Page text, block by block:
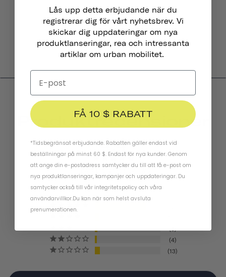
Produktrecensioner
4.4
BASED ON 155 REVIEWS
4
13
Lås upp detta erbjudande när du
registrerar dig för vårt nyhetsbrev. Vi
skickar dig uppdateringar om nya
produktlanseringar, rea och intressanta
artiklar om urban mobilitet.
FÅ 10 $ RABATT
*Tidsbegränsat erbjudande. Rabatten gäller endast vid
beställningar på minst 60 $. Endast för nya kunder. Genom
att ange din e-postadress samtycker du till att få e-post om
nya produktlanseringar, kampanjer och uppdateringar. Du
samtycker också till vår integritetspolicy och våra
användarvillkor.Du kan när som helst avsluta
prenumerationen.